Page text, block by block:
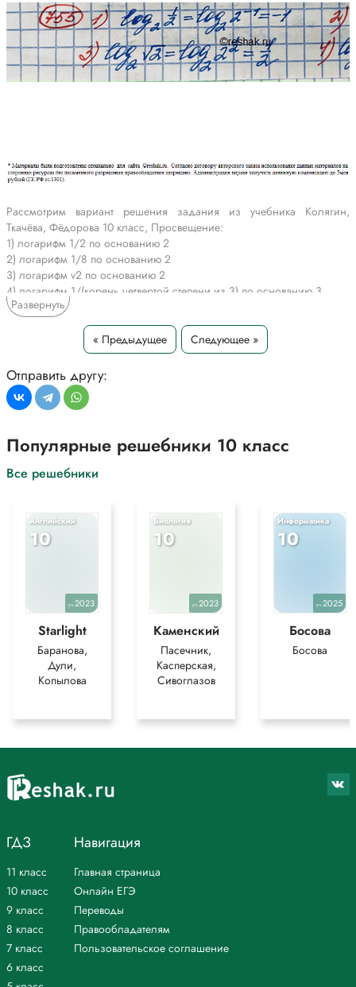
Рассмотрим вариант решения задания из учебника Колягин,
Ткачёва, Фёдорова 10 класс, Просвещение:
1) логарифм 1/2 по основанию 2
2) логарифм 1/8 по основанию 2
3) логарифм v2 по основанию 2
4) логарифм 1/(корень четвертой степени из 3) по основанию 3
*Текст задания приводится исключительно в образовательных целях
для более полного понимания решения.
Развернуть
« Предыдущее Следующее »
Отправить другу:
Популярные решебники 10 класс
Все решебники
Английский
10
уч.2023
Starlight
Баранова,
Дули,
Копылова
Биология
10
уч.2023
Каменский
Пасечник,
Касперская,
Сивоглазов
Информатика
10
уч.2025
Босова
Босова
ГДЗ
11 класс
10 класс
9 класс
8 класс
7 класс
6 класс
Навигация
Главная страница
Онлайн ЕГЭ
Переводы
Правообладателям
Пользовательское соглашение